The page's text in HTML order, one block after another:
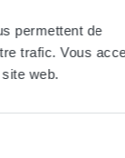
permettent de
trafic. Vous
web.
votre disposition
vers la
adaptés à votre